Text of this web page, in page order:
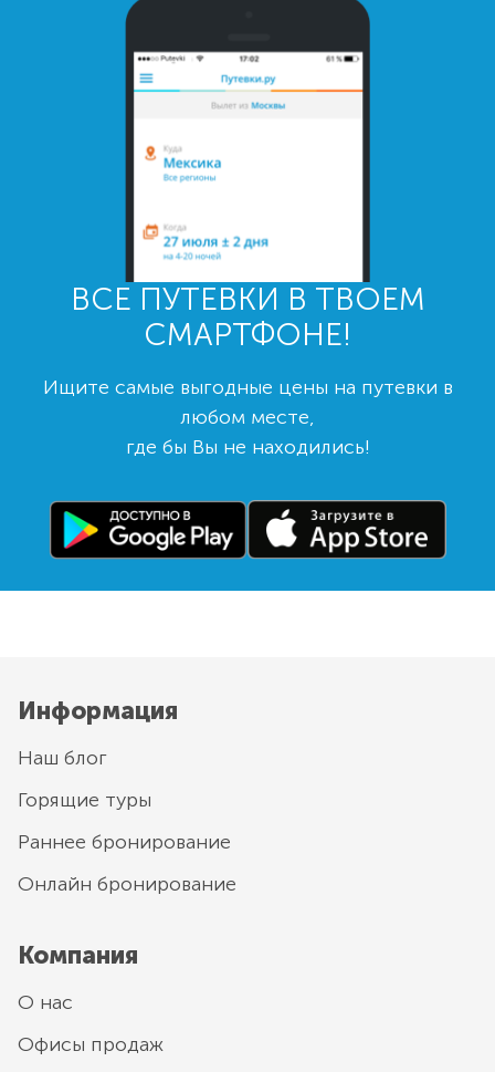
ВСЕ ПУТЕВКИ В ТВОЕМ
СМАРТФОНЕ!
Ищите самые выгодные цены на путевки в
любом месте,
где бы Вы не находились!
Информация
Наш блог
Горящие туры
Раннее бронирование
Онлайн бронирование
Компания
О нас
Офисы продаж